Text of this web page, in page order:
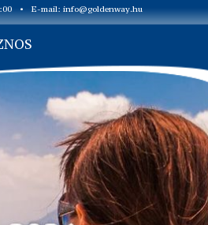
• E-mail: info@goldenway.hu